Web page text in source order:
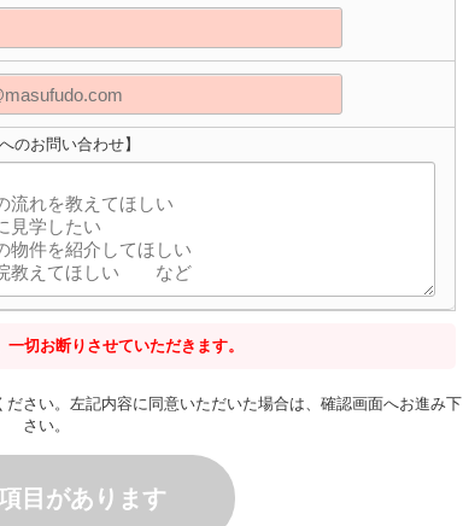
のお問い合わせ】
切お断りさせていただきます。
ださい。左記内容に同意いただいた場合は、確認画面へお進み下
さい。
目があります